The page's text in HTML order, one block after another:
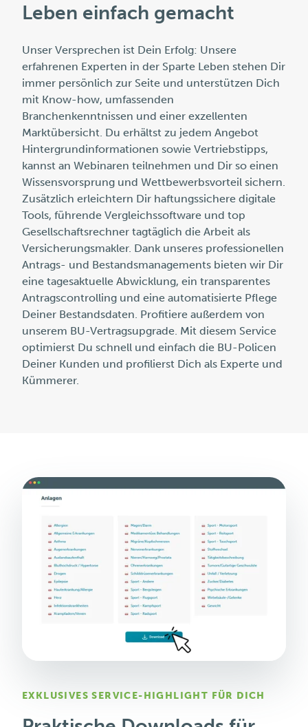
Leben einfach gemacht
Unser Versprechen ist Dein Erfolg: Unsere
erfahrenen Experten in der Sparte Leben stehen Dir
immer persönlich zur Seite und unterstützen Dich
mit Know-how, umfassenden
Branchenkenntnissen und einer exzellenten
Marktübersicht. Du erhältst zu jedem Angebot
Hintergrundinformationen sowie Vertriebstipps,
kannst an Webinaren teilnehmen und Dir so einen
Wissensvorsprung und Wettbewerbsvorteil sichern.
Zusätzlich erleichtern Dir haftungssichere digitale
Tools, führende Vergleichssoftware und top
Gesellschaftsrechner tagtäglich die Arbeit als
Versicherungsmakler. Dank unseres professionellen
Antrags- und Bestandsmanagements bieten wir Dir
eine tagesaktuelle Abwicklung, ein transparentes
Antragscontrolling und eine automatisierte Pflege
Deiner Bestandsdaten. Profitiere außerdem von
unserem BU-Vertragsupgrade. Mit diesem Service
optimierst Du schnell und einfach die BU-Policen
Deiner Kunden und profilierst Dich als Experte und
Kümmerer.
EXKLUSIVES SERVICE-HIGHLIGHT FÜR DICH